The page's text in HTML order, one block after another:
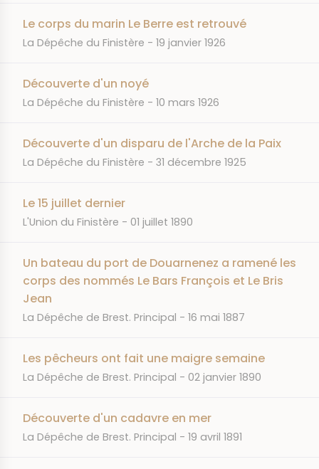
Le corps du marin Le Berre est retrouvé
JOURNAL
La Dépêche du Finistère DATE
19 janvier 1926
Découverte d'un noyé
JOURNAL
La Dépêche du Finistère DATE
10 mars 1926
Découverte d'un disparu de l'Arche de la Paix
JOURNAL
La Dépêche du Finistère DATE
31 décembre 1925
Le 15 juillet dernier
JOURNAL
L'Union du Finistère DATE
01 juillet 1890
Un bateau du port de Douarnenez a ramené les
corps des nommés Le Bars François et Le Bris
Jean
JOURNAL
La Dépêche de Brest. Principal DATE
16 mai 1887
Les pêcheurs ont fait une maigre semaine
JOURNAL
La Dépêche de Brest. Principal DATE
02 janvier 1890
Découverte d'un cadavre en mer
JOURNAL
La Dépêche de Brest. Principal DATE
19 avril 1891